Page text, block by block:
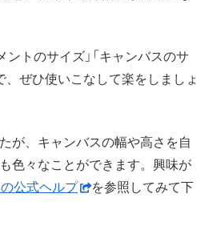
ントのサイズ」「キャンバスのサ
、ぜひ使いこなして楽をしましょ
が、キャンバスの幅や高さを自
色々なことができます。興味が
公式ヘルプ
を参照してみて下